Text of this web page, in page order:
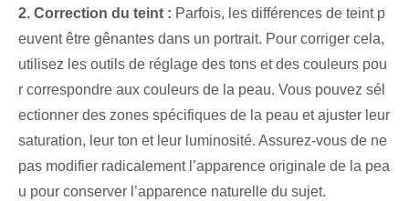
2. Correction du teint : Parfois, les différences de teint p
euvent être gênantes dans un portrait. Pour corriger cela,
utilisez les outils de réglage des tons et des couleurs pou
r correspondre aux couleurs de la peau. Vous pouvez sél
ectionner des zones spécifiques de la peau et ajuster leur
saturation, leur ton et leur luminosité. Assurez-vous de ne
pas modifier radicalement l’apparence originale de la pea
u pour conserver l’apparence naturelle du sujet.